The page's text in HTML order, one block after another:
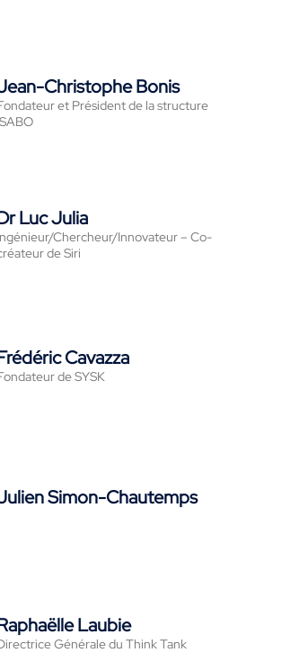
Christophe Bonis
et Président de la structure
Luc Julia
Chercheur/Innovateur – Co-
de Siri
Cavazza
de SYSK
Simon-Chautemps
Laubie
Générale du Think Tank